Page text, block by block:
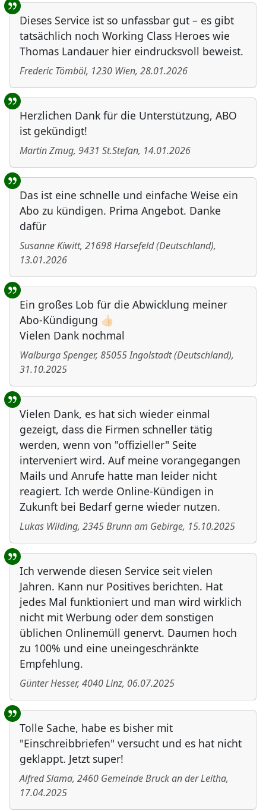
Benutzer-Rückmeldungen
Dieses Service ist so unfassbar gut – es gibt
tatsächlich noch Working Class Heroes wie
Thomas Landauer hier eindrucksvoll beweist.
Frederic Tömböl, 1230 Wien, 28.01.2026
Herzlichen Dank für die Unterstützung, ABO
ist gekündigt!
Martin Zmug, 9431 St.Stefan, 14.01.2026
Das ist eine schnelle und einfache Weise ein
Abo zu kündigen. Prima Angebot. Danke
dafür
Susanne Kiwitt, 21698Harsefeld(Deutschland),
13.01.2026
Ein großes Lob für die Abwicklung meiner
Abo-Kündigung 👍🏻
Vielen Dank nochmal
Walburga Spenger, 85055Ingolstadt(Deutschland),
31.10.2025
Vielen Dank, es hat sich wieder einmal
gezeigt, dass die Firmen schneller tätig
werden, wenn von "offizieller" Seite
interveniert wird. Auf meine vorangegangen
Mails und Anrufe hatte man leider nicht
reagiert. Ich werde Online-Kündigen in
Zukunft bei Bedarf gerne wieder nutzen.
Lukas Wilding, 2345Brunn am Gebirge, 15.10.2025
Ich verwende diesen Service seit vielen
Jahren. Kann nur Positives berichten. Hat
jedes Mal funktioniert und man wird wirklich
nicht mit Werbung oder dem sonstigen
üblichen Onlinemüll genervt. Daumen hoch
zu 100% und eine uneingeschränkte
Empfehlung.
Günter Hesser, 4040Linz, 06.07.2025
Tolle Sache, habe es bisher mit
"Einschreibbriefen" versucht und es hat nicht
geklappt. Jetzt super!
Alfred Slama, 2460 Gemeinde Bruck an der Leitha,
17.04.2025